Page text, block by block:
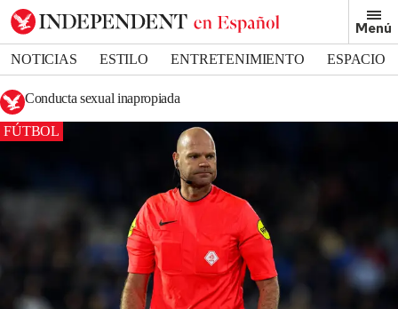
Menú
NOTICIAS ESTILO ENTRETENIMIENTO
ESPACIO
DEPORTES
Conducta sexual inapropiada
FÚTBOL